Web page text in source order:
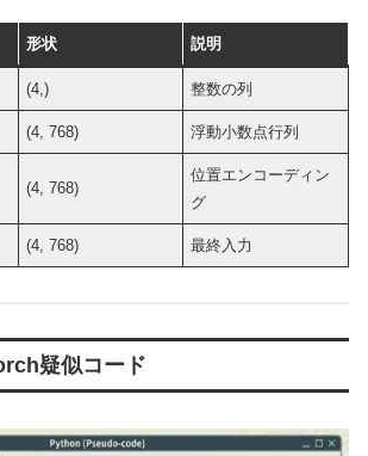
形状 説明
(4,) 整数の列
(4, 768) 浮動小数点行列
(4, 768)
位置エンコーディン
グ
(4, 768) 最終入力
疑似コード